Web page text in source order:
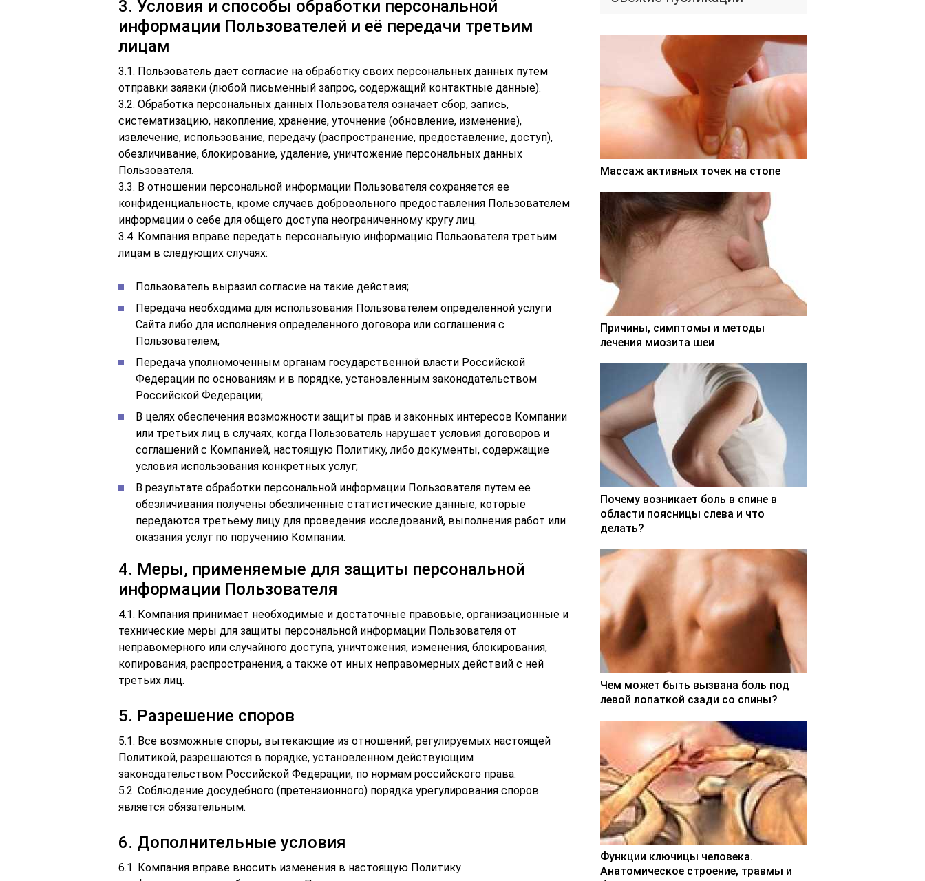
3. Условия и способы обработки персональной
информации Пользователей и её передачи третьим
лицам
3.1. Пользователь дает согласие на обработку своих персональных данных путём
отправки заявки (любой письменный запрос, содержащий контактные данные).
3.2. Обработка персональных данных Пользователя означает сбор, запись,
систематизацию, накопление, хранение, уточнение (обновление, изменение),
извлечение, использование, передачу (распространение, предоставление, доступ),
обезличивание, блокирование, удаление, уничтожение персональных данных
Пользователя.
3.3. В отношении персональной информации Пользователя сохраняется ее
конфиденциальность, кроме случаев добровольного предоставления Пользователем
информации о себе для общего доступа неограниченному кругу лиц.
3.4. Компания вправе передать персональную информацию Пользователя третьим
лицам в следующих случаях:
Пользователь выразил согласие на такие действия;
Передача необходима для использования Пользователем определенной услуги
Сайта либо для исполнения определенного договора или соглашения с
Пользователем;
Передача уполномоченным органам государственной власти Российской
Федерации по основаниям и в порядке, установленным законодательством
Российской Федерации;
В целях обеспечения возможности защиты прав и законных интересов Компании
или третьих лиц в случаях, когда Пользователь нарушает условия договоров и
соглашений с Компанией, настоящую Политику, либо документы, содержащие
условия использования конкретных услуг;
В результате обработки персональной информации Пользователя путем ее
обезличивания получены обезличенные статистические данные, которые
передаются третьему лицу для проведения исследований, выполнения работ или
оказания услуг по поручению Компании.
4. Меры, применяемые для защиты персональной
информации Пользователя
4.1. Компания принимает необходимые и достаточные правовые, организационные и
технические меры для защиты персональной информации Пользователя от
неправомерного или случайного доступа, уничтожения, изменения, блокирования,
копирования, распространения, а также от иных неправомерных действий с ней
третьих лиц.
5. Разрешение споров
5.1. Все возможные споры, вытекающие из отношений, регулируемых настоящей
Политикой, разрешаются в порядке, установленном действующим
законодательством Российской Федерации, по нормам российского права.
5.2. Соблюдение досудебного (претензионного) порядка урегулирования споров
является обязательным.
6. Дополнительные условия
6.1. Компания вправе вносить изменения в настоящую Политику
Массаж активных точек на стопе
Причины, симптомы и методы
лечения миозита шеи
Почему возникает боль в спине в
области поясницы слева и что
делать?
Чем может быть вызвана боль под
левой лопаткой сзади со спины?
Функции ключицы человека.
Анатомическое строение, травмы и